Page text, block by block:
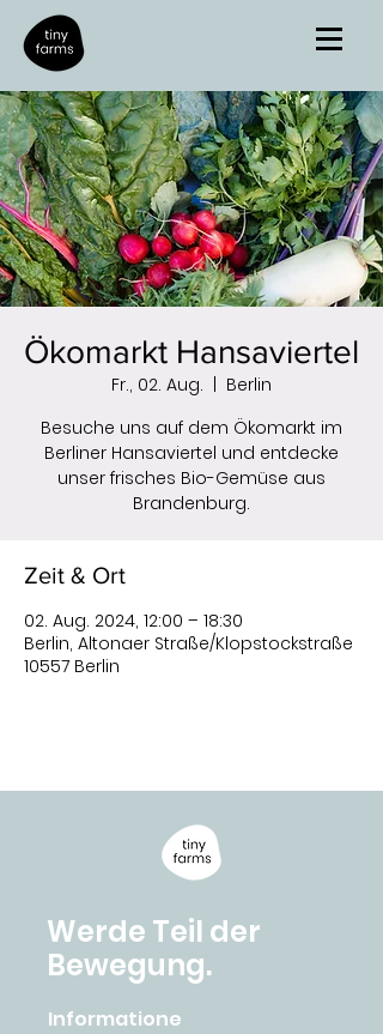
Ökomarkt Hansaviertel
Fr., 02. Aug.
Berlin
Besuche uns auf dem Ökomarkt im
Berliner Hansaviertel und entdecke
unser frisches Bio-Gemüse aus
Brandenburg.
Zeit & Ort
02. Aug. 2024, 12:00 – 18:30
Berlin, Altonaer Straße/Klopstockstraße
10557 Berlin
Werde Teil der
Bewegung.
Informatione